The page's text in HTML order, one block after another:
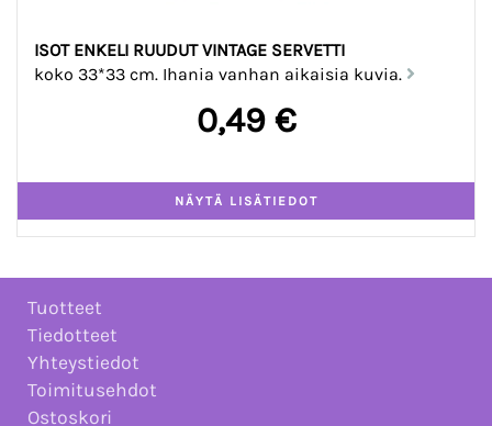
ISOT ENKELI RUUDUT VINTAGE SERVETTI
koko 33*33 cm. Ihania vanhan aikaisia kuvia.
0,49 €
Tuotteet
Tiedotteet
Yhteystiedot
Toimitusehdot
Ostoskori